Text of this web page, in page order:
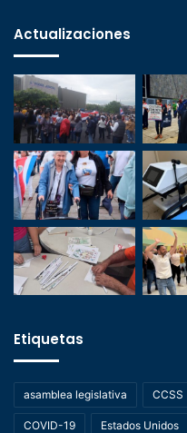
Actualizaciones
Etiquetas
asamblea legislativa CCSS
COVID-19 Estados Unidos